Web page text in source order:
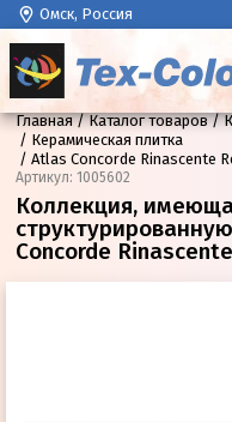
Омск, Россия
Главная Каталог товаров
Керамическая плитка
Atlas Concorde Rinascente
Артикул: 1005602
Коллекция,
Concorde